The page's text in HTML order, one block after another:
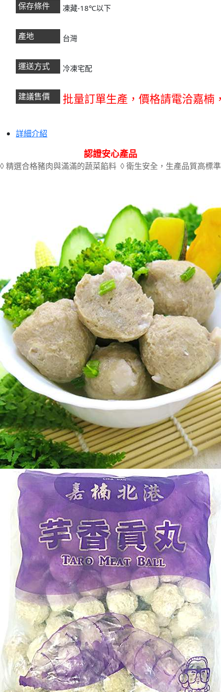
保存條件 凍藏-18℃以下
產地 台灣
運送方式 冷凍宅配
建議售價 批量訂單生產， 價格請電洽嘉楠
詳細介紹
認證安心產品
◊ 精選合格豬肉與滿滿的蔬菜餡料 ◊ 衛生安全，生產品質高標準